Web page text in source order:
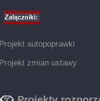
autopoprawki
zmian ustawy